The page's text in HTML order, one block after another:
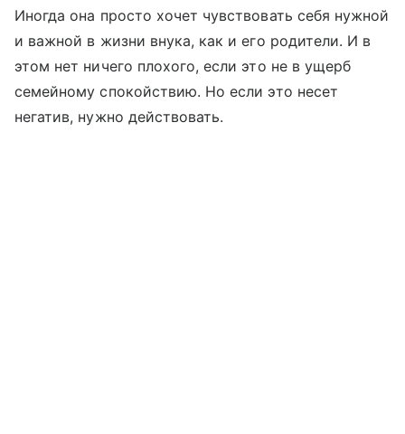
Иногда она просто хочет чувствовать себя нужной
и важной в жизни внука, как и его родители. И в
этом нет ничего плохого, если это не в ущерб
семейному спокойствию. Но если это несет
негатив, нужно действовать.